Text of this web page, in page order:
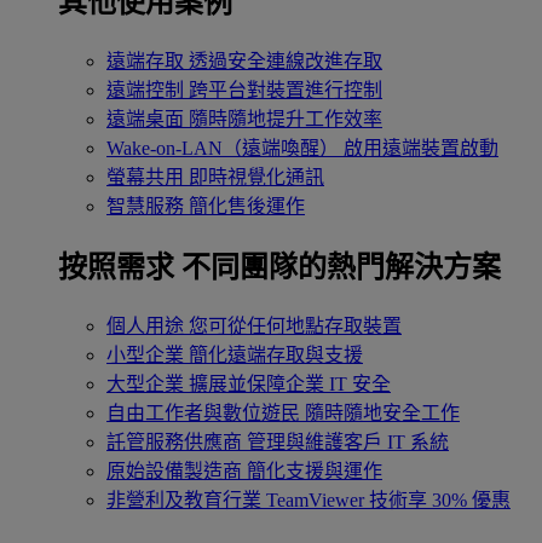
遠端存取 透過安全連線改進存取
遠端控制 跨平台對裝置進行控制
遠端桌面 隨時隨地提升工作效率
Wake-on-LAN（遠端喚醒）
啟用遠端裝置啟動
螢幕共用 即時視覺化通訊
智慧服務 簡化售後運作
按照需求 不同團隊的熱門解決方案
個人用途 您可從任何地點存取裝置
小型企業 簡化遠端存取與支援
大型企業 擴展並保障企業 IT 安全
自由工作者與數位遊民 隨時隨地安全工作
託管服務供應商 管理與維護客戶 IT 系統
原始設備製造商 簡化支援與運作
非營利及教育行業 TeamViewer 技術享 30% 優惠